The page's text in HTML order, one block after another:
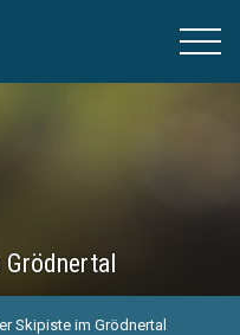
Skipiste im Grödnertal